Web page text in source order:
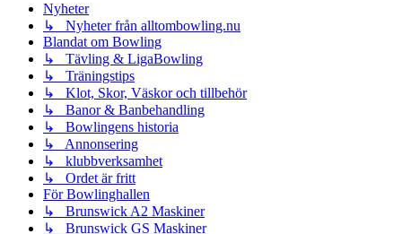
Nyheter
↳ Nyheter från alltombowling.nu
Blandat om Bowling
↳ Tävling & LigaBowling
↳ Träningstips
↳ Klot, Skor, Väskor och tillbehör
↳ Banor & Banbehandling
↳ Bowlingens historia
↳ Annonsering
↳ klubbverksamhet
↳ Ordet är fritt
För Bowlinghallen
↳ Brunswick A2 Maskiner
↳ Brunswick GS Maskiner